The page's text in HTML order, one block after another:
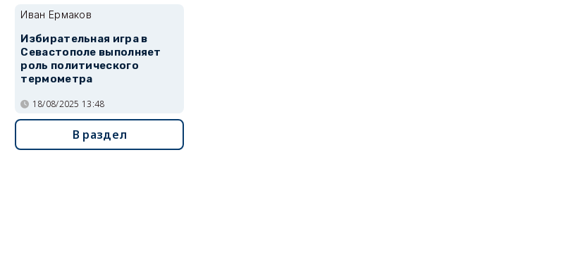
Иван Ермаков
Избирательная игра в
Севастополе выполняет
роль политического
термометра
18/08/2025 13:48
В раздел